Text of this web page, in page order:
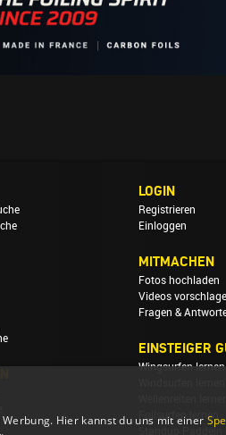
LOGIN
Registrieren
Einloggen
MITMACHEN
Fotos hochladen
Videos
Fragen &
EINSTEIGER
Wingsurfen lernen
Foilsurfen lernen
Hier kannst du uns mit einer